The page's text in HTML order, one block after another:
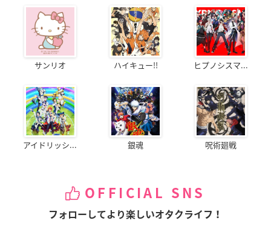
サンリオ ハイキュー!! ヒプノシスマ...
アイドリッシ... 銀魂 呪術廻戦
OFFICIAL SNS
フォローしてより楽しいオタクライフ！